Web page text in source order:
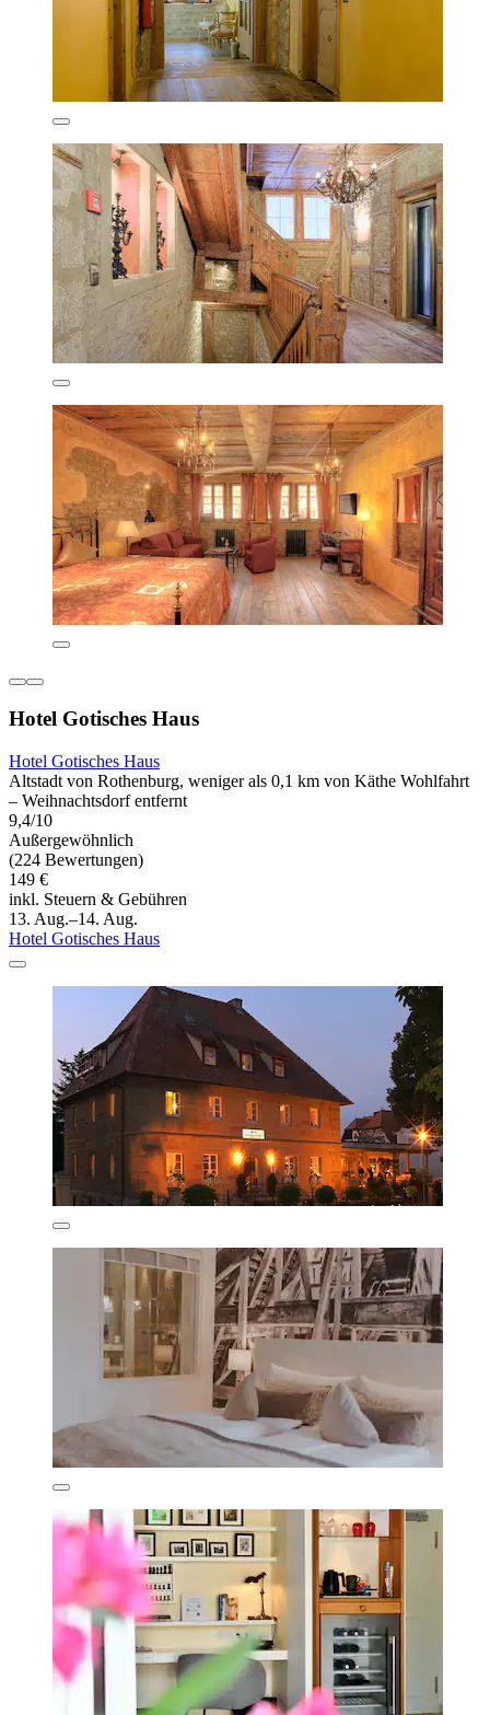
Hotel Gotisches Haus
Hotel Gotisches Haus
Altstadt von Rothenburg, weniger als 0,1 km von Käthe Wohlfahrt
– Weihnachtsdorf entfernt
9,4/10
Außergewöhnlich
(224 Bewertungen)
149 €
inkl. Steuern & Gebühren
13. Aug.–14. Aug.
Hotel Gotisches Haus